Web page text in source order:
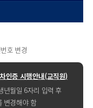
호 변경
인증 시행안내(교직원)
년월일 6자리 입력 후
변경해야 함